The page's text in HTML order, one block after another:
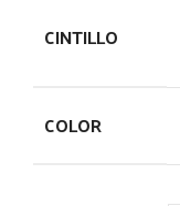
CINTILLO
COLOR